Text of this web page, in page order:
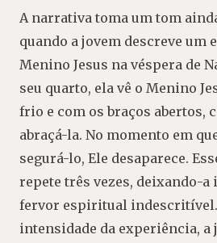
A narrativa toma um tom
quando a jovem descreve um
Menino Jesus na véspera de
seu quarto, ela vê o Menino
frio e com os braços abertos,
abraçá-la. No momento em
segurá-lo, Ele desaparece.
repete três vezes, deixando-a
fervor espiritual indescritível.
intensidade da experiência, a